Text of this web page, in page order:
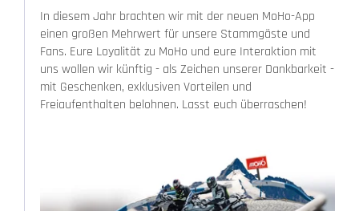
In diesem Jahr brachten wir mit der neuen MoHo-App
einen großen Mehrwert für unsere Stammgäste und
Fans. Eure Loyalität zu MoHo und eure Interaktion mit
uns wollen wir künftig - als Zeichen unserer Dankbarkeit -
mit Geschenken, exklusiven Vorteilen und
Freiaufenthalten belohnen. Lasst euch überraschen!